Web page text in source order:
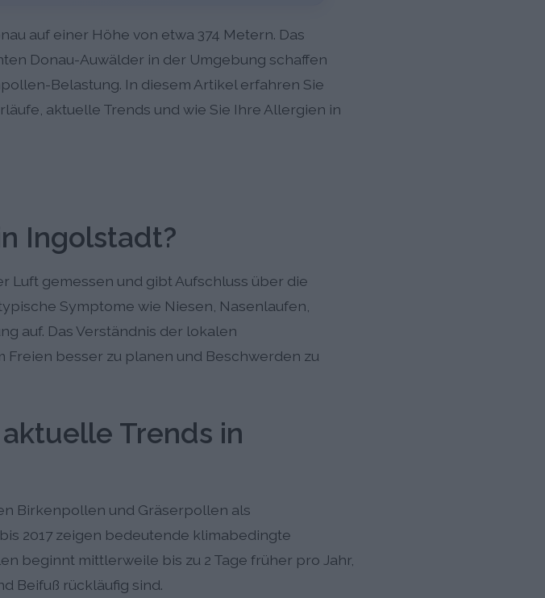
auf einer Höhe von etwa 374 Metern. Das
Donau-Auwälder in der Umgebung schaffen
Belastung. In diesem Artikel erfahren Sie
aktuelle Trends und wie Sie Ihre Allergien in
Ingolstadt?
gemessen und gibt Aufschluss über die
Symptome wie Niesen, Nasenlaufen,
auf. Das Verständnis der lokalen
besser zu planen und Beschwerden zu
Trends in
Birkenpollen und Gräserpollen als
2017 zeigen bedeutende klimabedingte
beginnt mittlerweile bis zu 2 Tage früher pro Jahr,
Beifuß rückläufig sind.